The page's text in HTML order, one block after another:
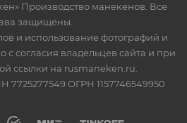
Производство манекенов. Все
защищены.
и использование фотографий и
с согласия владельцев сайта и при
ссылки на rusmaneken.ru.
ОГРН 1157746549950